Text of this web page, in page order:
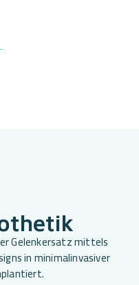
Gelenkersatz mittels
in minimalinvasiver